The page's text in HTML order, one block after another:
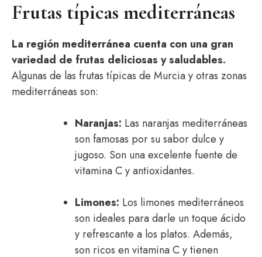
Frutas típicas mediterráneas
La región mediterránea cuenta con una gran
variedad de frutas deliciosas y saludables.
Algunas de las frutas típicas de Murcia y otras zonas
mediterráneas son:
Naranjas: Las naranjas mediterráneas
son famosas por su sabor dulce y
jugoso. Son una excelente fuente de
vitamina C y antioxidantes.
Limones: Los limones mediterráneos
son ideales para darle un toque ácido
y refrescante a los platos. Además,
son ricos en vitamina C y tienen